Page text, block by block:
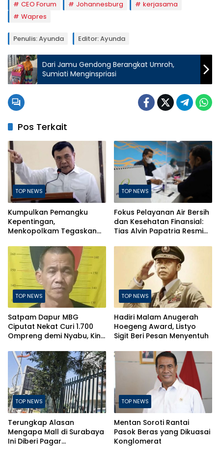
CEO Forum
Johannesburg
kerjasama
Wapres
Penulis: Ayunda Editor: Ayunda
Dari Jamu Gendong Berangkat Umroh,
Sumiati Menginspriasi
Pos Terkait
TOP NEWS
Kumpulkan Pemangku
Kepentingan,
Menkopolkam Tegaskan
Terkendali
TOP NEWS
Fokus Pelayanan Air Bersih
dan Kesehatan Finansial:
Tias Alvin Papatria Resmi
Minum Surabaya
TOP NEWS
Satpam Dapur MBG
Ciputat Nekat Curi 1.700
Ompreng demi Nyabu, Kini
TOP NEWS
Hadiri Malam Anugerah
Hoegeng Award, Listyo
Sigit Beri Pesan Menyentuh
TOP NEWS
Terungkap Alasan
Mengapa Mall di Surabaya
Ini Diberi Pagar
TOP NEWS
Mentan Soroti Rantai
Pasok Beras yang Dikuasai
Konglomerat